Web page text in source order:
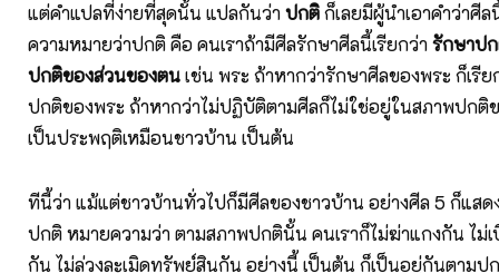
แต่คำแปลที่ง่ายที่สุดนั้น แปลกันว่าปกติก็เลยมีผู้นำเอาคำว่าศี
ความหมายว่าปกติ คือ คนเราถ้ามีศีลรักษาศีลนี้เรียกว่ารักษาป
ปกติของส่วนของตนเช่น พระ ถ้าหากว่ารักษาศีลของพระ ก็เรี
ปกติของพระ ถ้าหากว่าไม่ปฏิบัติตามศีลก็ไม่ใช่อยู่ในสภาพปกติ
เป็นประพฤติเหมือนชาวบ้าน เป็นต้น
ทีนี้ว่า แม้แต่ชาวบ้านทั่วไปก็มีศีลของชาวบ้าน อย่างศีล 5 ก็แสด
ปกติ หมายความว่า ตามสภาพปกตินั้น คนเราก็ไม่ฆ่าแกงกัน ไม่
กัน ไม่ล่วงละเมิดทรัพย์สินกัน อย่างนี้ เป็นต้น ก็เป็นอยู่กันตามป